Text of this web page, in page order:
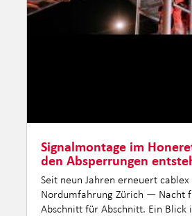
Signalmontage im
den Absperrungen
Seit neun Jahren erneuert cablex
Nordumfahrung Zürich — Nacht
Abschnitt für Abschnitt. Ein Blick